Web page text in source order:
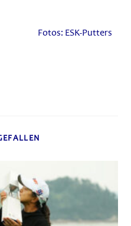
Fotos: ESK-Putters